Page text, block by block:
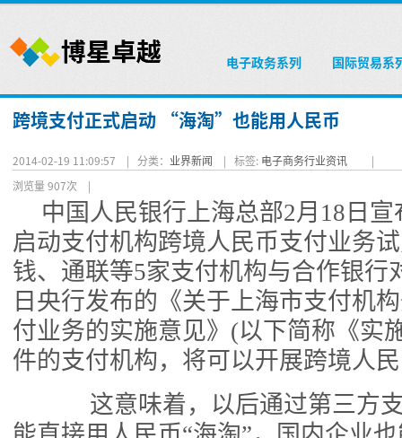
电子政务系列 国际贸易系
跨境支付正式启动 “海淘”也能用人民币
2014-02-19 11:09:57 | 分类： 业界新闻 | 标签: 电子商务行业资讯
|
浏览量 907次 |
中国人民银行上海总部2月18日
启动支付机构跨境人民币支付业务
钱、通联等5家支付机构与合作银行
日央行发布的《关于上海市支付机
付业务的实施意见》(以下简称《实
件的支付机构，将可以开展跨境人
这意味着，以后通过第三方支